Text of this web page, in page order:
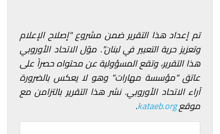
تم إعداد هذا التقرير ضمن مشروع "إصلاح الإعلام
وتعزيز حرية التعبير في لبنان". موّل الاتحاد الأوروبي
هذا التقرير، وتقع المسؤولية عن محتواه حصراً على
عاتق "مؤسسة مهارات" وهو لا يعكس بالضرورة
آراء الاتحاد الأوروبي. نشر هذا التقرير بالتزامن مع
موقعkataeb.org
.